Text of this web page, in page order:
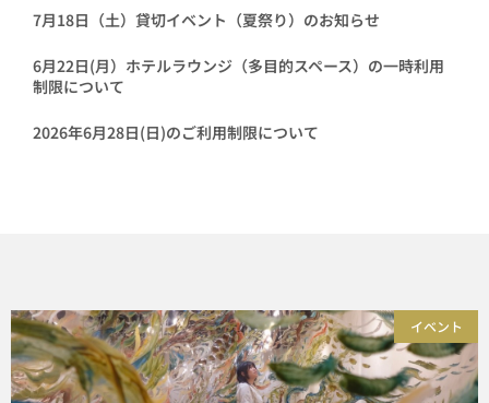
7月18日（土）貸切イベント（夏祭り）のお知らせ
6月22日(月）ホテルラウンジ（多目的スペース）の一時利用
制限について
2026年6月28日(日)のご利用制限について
イベント